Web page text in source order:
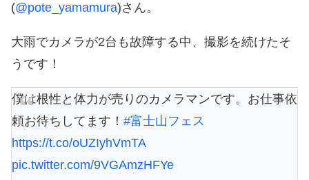
(@pote_yamamura)さん。
大雨でカメラが2台も故障する中、撮影を続けたそ
うです！
僕は根性と体力が売りのカメラマンです。お仕事依
頼お待ちしてます！ #富士山フェス
https://t.co/oUZIyhVmTA
pic.twitter.com/9VGAmzHFYe